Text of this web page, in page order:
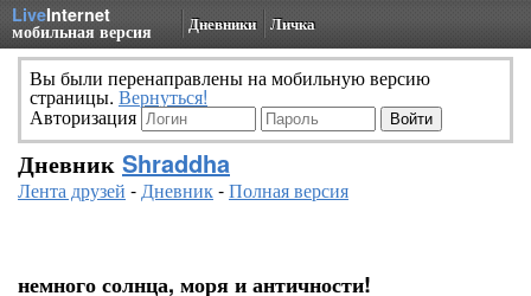
LiveInternet
мобильная версия Дневники Личка
Вы были перенаправлены на мобильную версию
страницы. Вернуться!
Авторизация
Дневник Shraddha
Лента друзей -Дневник-Полная версия
немного солнца, моря и античности!